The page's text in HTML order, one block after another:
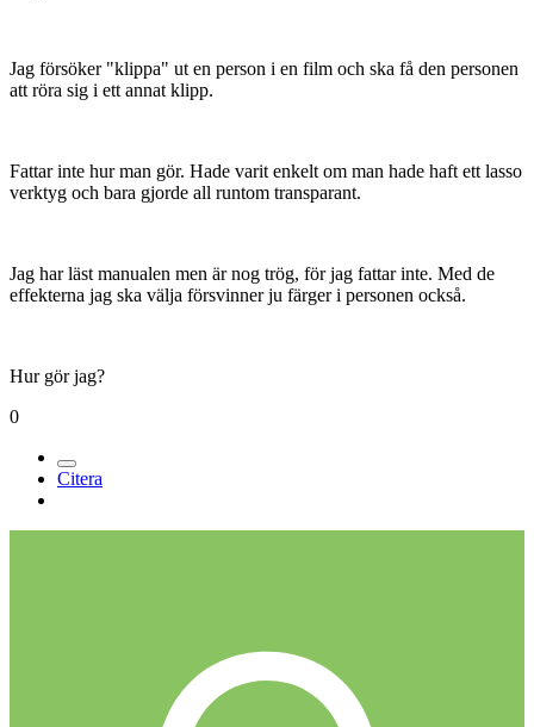
Jag försöker "klippa" ut en person i en film och ska få den personen
att röra sig i ett annat klipp.
Fattar inte hur man gör. Hade varit enkelt om man hade haft ett lasso
verktyg och bara gjorde all runtom transparant.
Jag har läst manualen men är nog trög, för jag fattar inte. Med de
effekterna jag ska välja försvinner ju färger i personen också.
Hur gör jag?
0
Citera